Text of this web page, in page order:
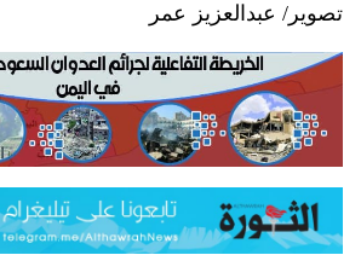
تصوير/ عبدالعزيز عمر